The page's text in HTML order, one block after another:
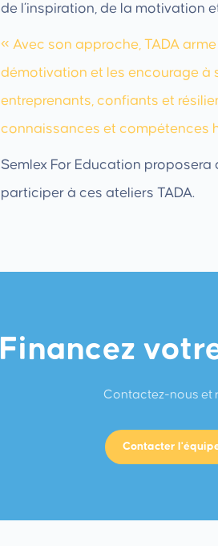
de l’inspiration, de la motivation
« Avec son approche, TADA
démotivation et les encourage à
entreprenants, confiants et
connaissances et compétences
Semlex For Education
participer à ces ateliers TADA.
Financez
Contactez-nous et
Contacter